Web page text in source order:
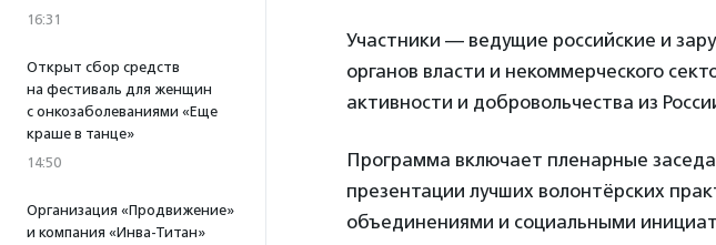
16:31
Открыт сбор средств
на фестиваль для женщин
с онкозаболеваниями «Еще
краше в танце»
14:50
Организация «Продвижение»
и компания «Инва-Титан»
Участники — ведущие российские и
органов власти и некоммерческого
активности и добровольчества из
Программа включает пленарные
презентации лучших волонтёрских
объединениями и социальными